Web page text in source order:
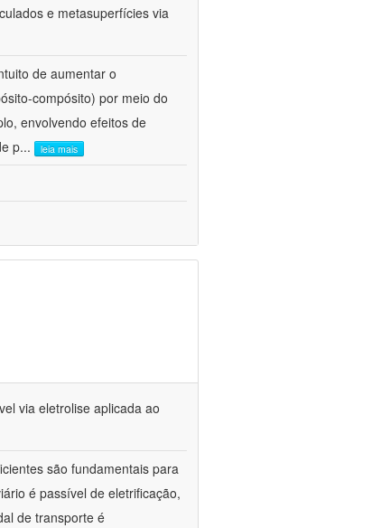
e metasuperfícies via
de aumentar o
compósito) por meio do
envolvendo efeitos de
p... leia mais
via eletrolise aplicada ao
são fundamentais para
é passível de eletrificação,
de transporte é